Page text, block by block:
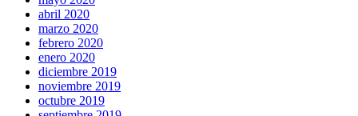
abril 2020
marzo 2020
febrero 2020
enero 2020
diciembre 2019
noviembre 2019
octubre 2019